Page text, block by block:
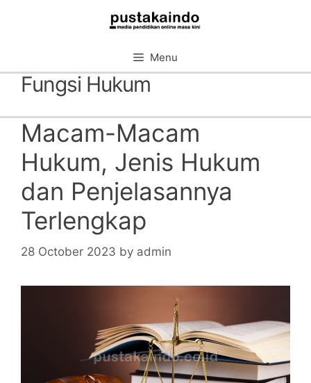
Menu
Fungsi Hukum
Macam-Macam
Hukum, Jenis Hukum
dan Penjelasannya
Terlengkap
28 October 2023 by admin